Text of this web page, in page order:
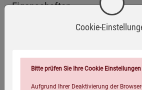
Eigenschaften
Verlag / Herausgeber:Cookie-
Bitte prüfen Sie Ihre Cookie
Aufgrund Ihrer Deaktivierung der